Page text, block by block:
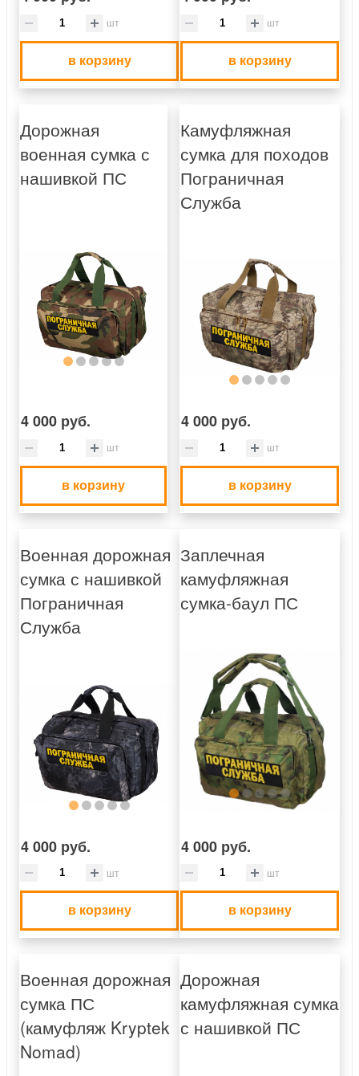
шт
в корзину
шт
в корзину
Дорожная
военная сумка с
нашивкой ПС
4 000 руб.
шт
в корзину
Камуфляжная
сумка для походов
Пограничная
Служба
4 000 руб.
шт
в корзину
Военная дорожная
сумка с нашивкой
Пограничная
Служба
4 000 руб.
шт
в корзину
Заплечная
камуфляжная
сумка-баул ПС
4 000 руб.
шт
в корзину
Военная дорожная
сумка ПС
(камуфляж Kryptek
Nomad)
Дорожная
камуфляжная сумка
с нашивкой ПС